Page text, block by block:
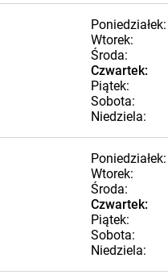
Poniedziałek:
Wtorek:
Środa:
Czwartek:
Piątek:
Sobota:
Niedziela:
Poniedziałek:
Wtorek:
Środa:
Czwartek:
Piątek:
Sobota:
Niedziela: